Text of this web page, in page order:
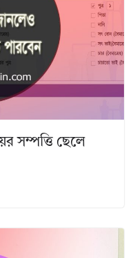
সম্পত্তি ছেলে